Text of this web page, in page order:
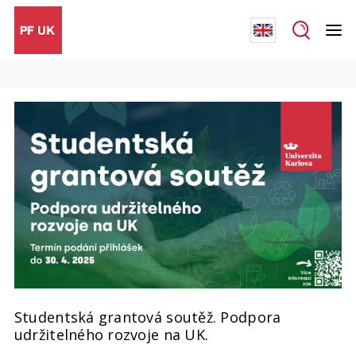
Studentská grantová soutěž. Podpora
udržitelného rozvoje na UK.